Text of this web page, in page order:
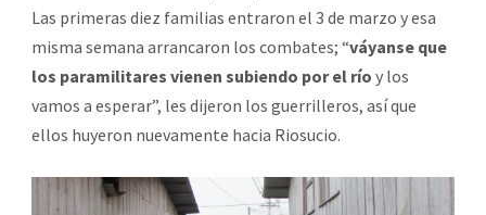
Las primeras diez familias entraron el 3 de marzo y esa
misma semana arrancaron los combates; “váyanse que
los paramilitares vienen subiendo por el río y los
vamos a esperar”, les dijeron los guerrilleros, así que
ellos huyeron nuevamente hacia Riosucio.